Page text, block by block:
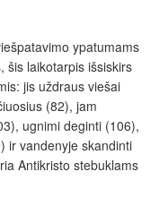
ypatumams
šis laikotarpis išsiskirs
jis uždraus viešai
(82), jam
ugnimi deginti (106),
ir vandenyje skandinti
Antikristo stebuklams